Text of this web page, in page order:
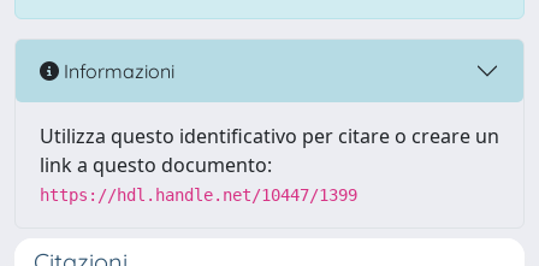
Informazioni
Utilizza questo identificativo per citare o creare un
link a questo documento:
https://hdl.handle.net/10447/1399